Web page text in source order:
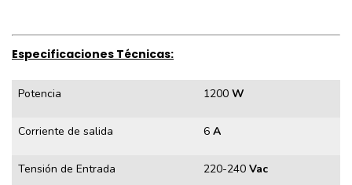
Especificaciones Técnicas:
Potencia 1200 W
Corriente de salida 6 A
Tensión de Entrada 220-240 Vac